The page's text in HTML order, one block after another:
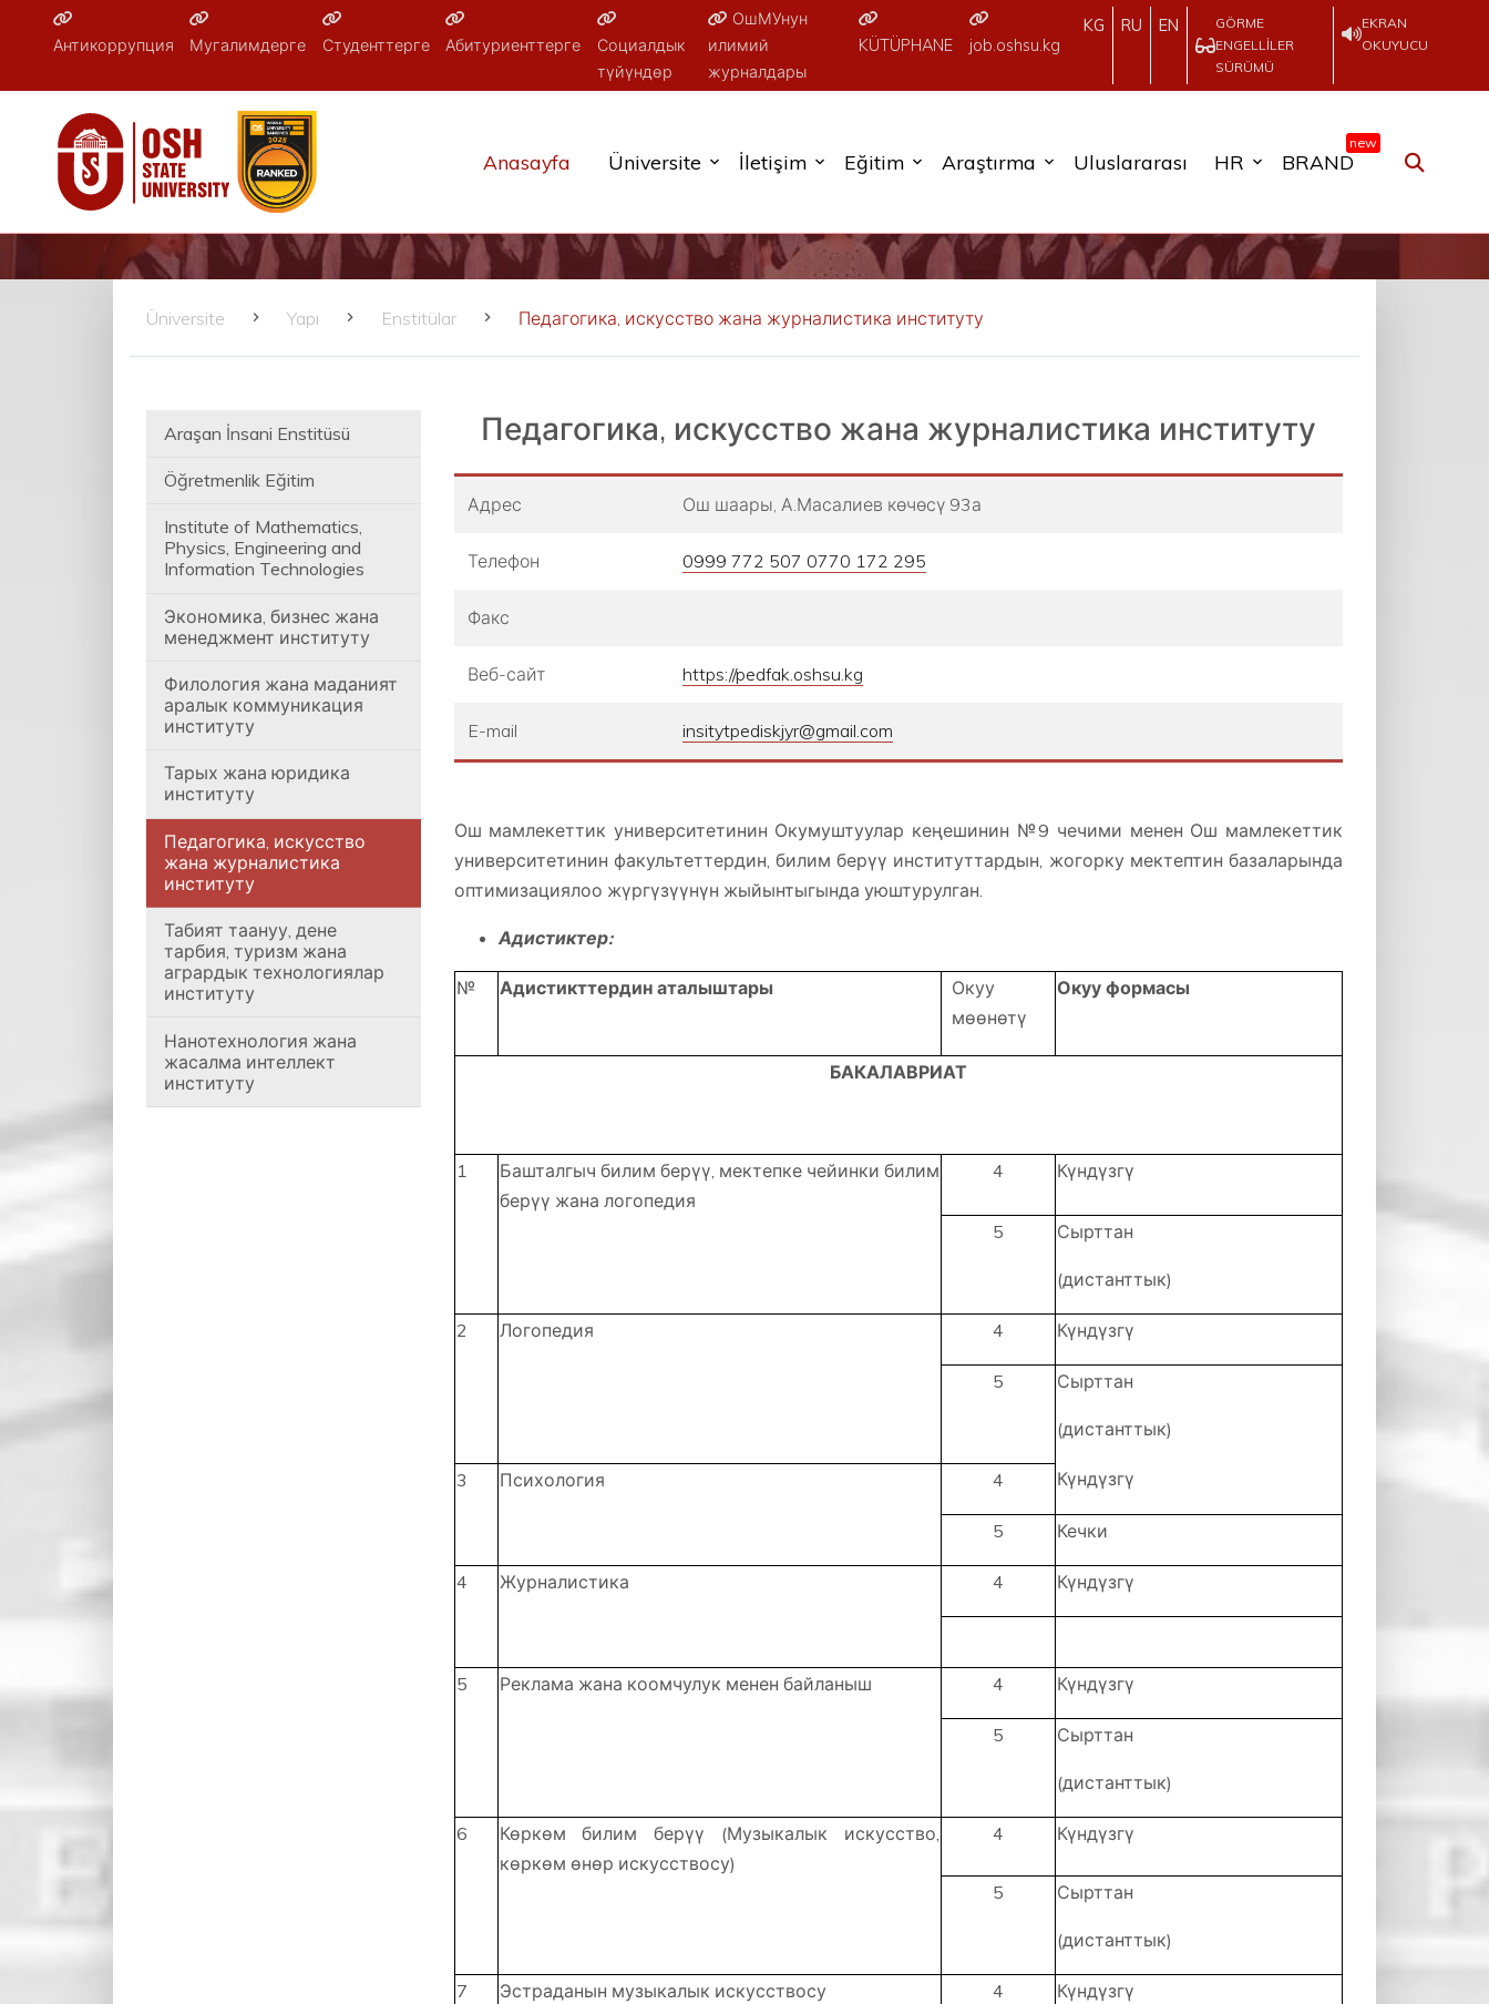
Антикоррупция Мугалимдерге Студенттерге Абитуриенттерге
Социалдык
түйүндөр
ОшМУнун
илимий
журналдары
KÜTÜPHANE job.oshsu.kg
KG RU EN
GÖRME
ENGELLILER
SÜRÜMÜ
EKRAN
OKUYUCU
Anasayfa Üniversite İletişim Eğitim Araştırma Uluslararası HR BRAND
new
Üniversite Yapı Enstitülar Педагогика, искусство жана журналистика институту
Araşan İnsani Enstitüsü
Öğretmenlik Eğitim
Institute of Mathematics,
Physics, Engineering and
Information Technologies
Экономика, бизнес жана
менеджмент институту
Филология жана маданият
аралык коммуникация
институту
Тарых жана юридика
институту
Педагогика, искусство
жана журналистика
институту
Табият таануу, дене
тарбия, туризм жана
агрардык технологиялар
институту
Нанотехнология жана
жасалма интеллект
институту
Педагогика, искусство жана журналистика институту
Адрес Ош шаары, А.Масалиев көчөсү 93а
Телефон 0999 772 507 0770 172 295
Факс
Веб-сайт https://pedfak.oshsu.kg
E-mail insitytpediskjyr@gmail.com
Ош мамлекеттик университетинин Окумуштуулар кеңешинин №9 чечими менен Ош мамлекеттик
университетинин факультеттердин, билим берүү институттардын, жогорку мектептин базаларында
оптимизациялоо жүргүзүүнүн жыйынтыгында уюштурулган.
Адистиктер:
№ Адистикттердин аталыштары
Окуу
мөөнөтү
Окуу формасы
БАКАЛАВРИАТ
1
Башталгыч билим берүү, мектепке чейинки билим
берүү жана логопедия
4 Күндүзгү
5 Сырттан
(дистанттык)
2 Логопедия 4 Күндүзгү
5 Сырттан
(дистанттык)
3 Психология 4 Күндүзгү
5 Кечки
4 Журналистика 4 Күндүзгү
5 Реклама жана коомчулук менен байланыш 4 Күндүзгү
5 Сырттан
(дистанттык)
6
Көркөм билим берүү (Музыкалык искусство,
көркөм өнөр искусствосу)
4 Күндүзгү
5 Сырттан
(дистанттык)
7 Эстраданын музыкалык искусствосу 4 Күндүзгү